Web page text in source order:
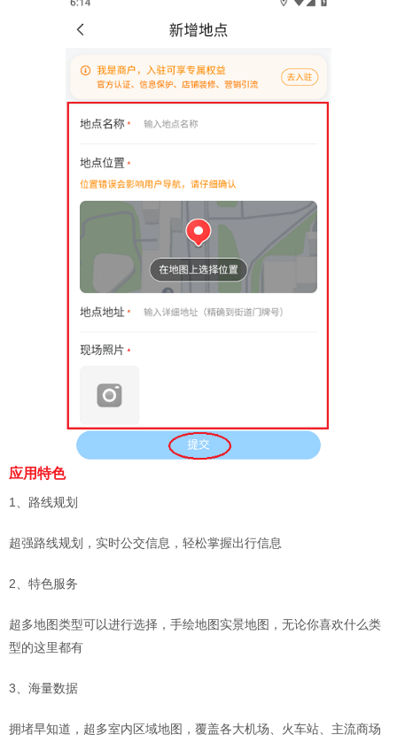
应用特色
1、路线规划
超强路线规划，实时公交信息，轻松掌握出行信息
2、特色服务
超多地图类型可以进行选择，手绘地图实景地图，无论你喜欢什么类
型的这里都有
3、海量数据
拥堵早知道，超多室内区域地图，覆盖各大机场、火车站、主流商场